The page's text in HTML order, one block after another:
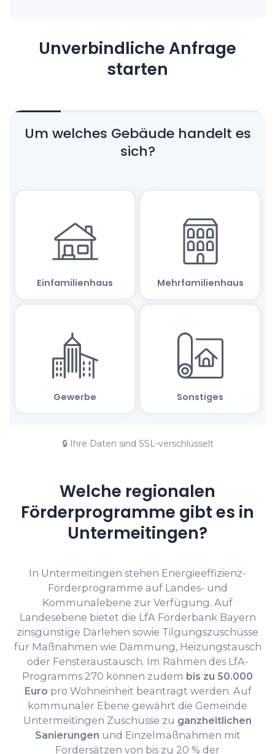
Unverbindliche Anfrage
starten
🔒 Ihre Daten sind SSL-verschlüsselt
Welche regionalen
Förderprogramme gibt es in
Untermeitingen?
In Untermeitingen stehen Energieeffizienz-
Förderprogramme auf Landes- und
Kommunalebene zur Verfügung. Auf
Landesebene bietet die LfA Förderbank Bayern
zinsgünstige Darlehen sowie Tilgungszuschüsse
für Maßnahmen wie Dämmung, Heizungstausch
oder Fensteraustausch. Im Rahmen des LfA-
Programms 270 können zudem bis zu 50.000
Euro pro Wohneinheit beantragt werden. Auf
kommunaler Ebene gewährt die Gemeinde
Untermeitingen Zuschüsse zu ganzheitlichen
Sanierungen und Einzelmaßnahmen mit
Fördersätzen von bis zu 20 % der